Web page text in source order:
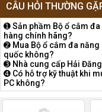
CÂU HỎI THƯỜNG
➊ Sản phầm Bộ ổ cắm
hàng chính hãng?
➋ Mua Bộ ổ cắm đa
quốc không?
➌ Nhà cung cấp Hải
➍ Có hỗ trợ kỹ thuật khi
PC không?